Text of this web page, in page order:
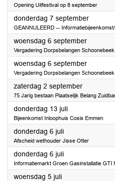
Opening Uitfestival op 8 september
donderdag 7 september2023
GEANNULEERD --
woensdag 6 september2023
Vergadering Dorpsbelangen Schoonebeek
woensdag 6 september2023
Vergadering Dorpsbelangen Schoonebeek
zaterdag 2 september2023
75 Jarig bestaan Plaatselijk Belang
donderdag 13 juli2023
Bijeenkomst Inloophuis Cosis Emmen
donderdag 6 juli2023
Afscheid wethouder Jisse Otter
donderdag 6 juli2023
Informatiemarkt Groen Gasinstallatie GTI
woensdag 5 juli2023